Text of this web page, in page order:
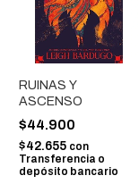
RUINAS Y
ASCENSO
$44.900
$42.655 con
Transferencia o
depósito bancario